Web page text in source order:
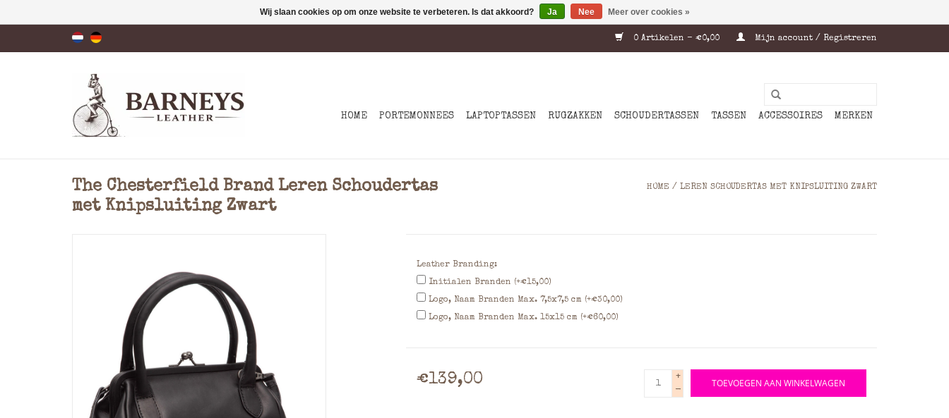
0 Artikelen - €0,00 Mijn account / Registreren
HOME PORTEMONNEES LAPTOPTASSEN RUGZAKKEN SCHOUDERTASSEN TASSEN ACCESSOIRES MERKEN
The Chesterfield Brand Leren Schoudertas
met Knipsluiting Zwart
HOME / LEREN SCHOUDERTAS MET KNIPSLUITING ZWART
Leather Branding:
Initialen Branden (+€15,00)
Logo, Naam Branden Max. 7,5x7,5 cm (+€30,00)
Logo, Naam Branden Max. 15x15 cm (+€60,00)
€139,00
+
-
TOEVOEGEN AAN WINKELWAGEN
Wij slaan cookies op om onze website te verbeteren. Is dat akkoord? Ja Nee Meer over cookies »